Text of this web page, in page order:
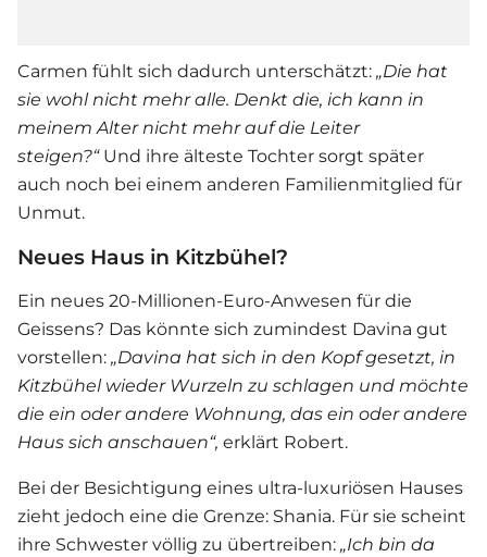
Carmen fühlt sich dadurch unterschätzt: „Die hat
sie wohl nicht mehr alle. Denkt die, ich kann in
meinem Alter nicht mehr auf die Leiter
steigen?“Und ihre älteste Tochter sorgt später
auch noch bei einem anderen Familienmitglied für
Unmut.
Neues Haus in Kitzbühel?
Ein neues 20-Millionen-Euro-Anwesen für die
Geissens? Das könnte sich zumindest Davina gut
vorstellen: „Davina hat sich in den Kopf gesetzt, in
Kitzbühel wieder Wurzeln zu schlagen und möchte
die ein oder andere Wohnung, das ein oder andere
Haus sich anschauen“, erklärt Robert.
Bei der Besichtigung eines ultra-luxuriösen Hauses
zieht jedoch eine die Grenze: Shania. Für sie scheint
ihre Schwester völlig zu übertreiben: „Ich bin da